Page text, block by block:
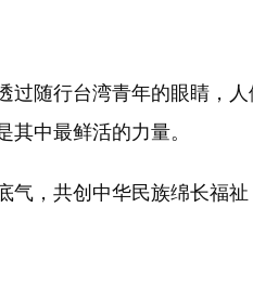
随行台湾青年的眼睛，人
中最鲜活的力量。
，共创中华民族绵长福祉